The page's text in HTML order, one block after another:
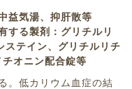
益気湯、抑肝散等
する製剤：グリチルリ
テイン、グリチルリチ
オニン配合錠等
。低カリウム血症の結